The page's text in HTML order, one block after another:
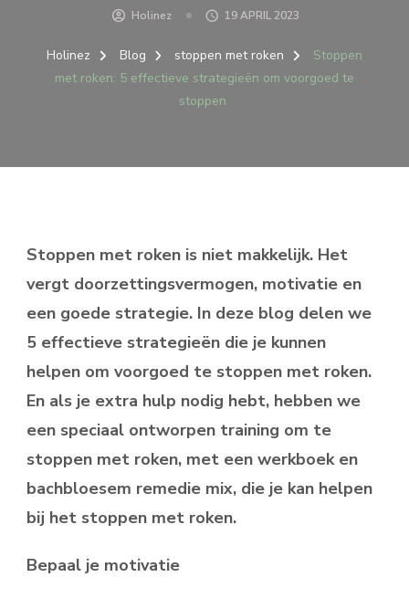
Holinez 19 APRIL 2023
Holinez Blog stoppen met roken
Stoppen
met roken: 5 effectieve strategieën om voorgoed te
stoppen
Stoppen met roken is niet makkelijk. Het
vergt doorzettingsvermogen, motivatie en
een goede strategie. In deze blog delen we
5 effectieve strategieën die je kunnen
helpen om voorgoed te stoppen met roken.
En als je extra hulp nodig hebt, hebben we
een speciaal ontworpen training om te
stoppen met roken, met een werkboek en
bachbloesem remedie mix, die je kan helpen
bij het stoppen met roken.
Bepaal je motivatie